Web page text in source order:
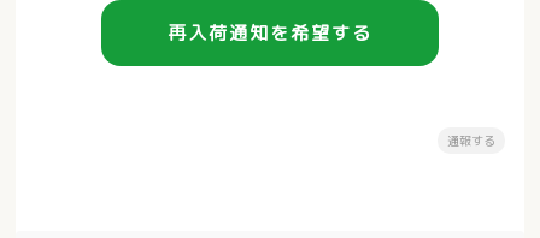
再入荷通知を希望する
通報する